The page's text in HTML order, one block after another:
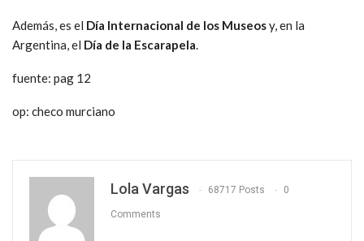
Además, es el Día Internacional de los Museosy, en la
Argentina, el Día de la Escarapela.
fuente: pag 12
op: checo murciano
Lola Vargas 68717 Posts 0
Comments